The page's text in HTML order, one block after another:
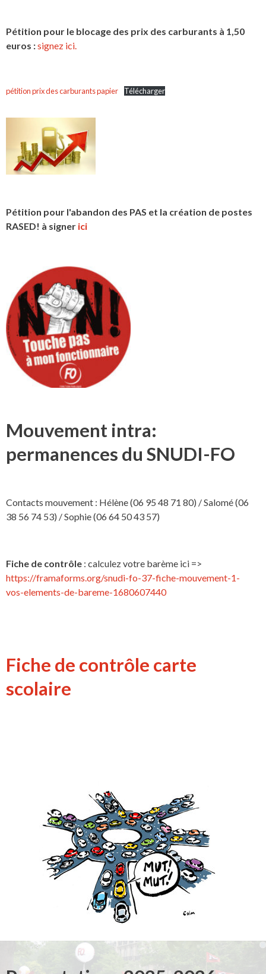
Pétition pour le blocage des prix des carburants à 1,50
euros :signez ici.
pétition prix des carburants papier Télécharger
Pétition pour l'abandon des PAS et la création de postes
RASED! à signer ici
Mouvement intra:
permanences du SNUDI-FO
Contacts mouvement : Hélène (06 95 48 71 80) / Salomé (06
38 56 74 53) / Sophie (06 64 50 43 57)
Fiche de contrôle : calculez votre barème ici =>
https://framaforms.org/snudi-fo-37-fiche-mouvement-1-
vos-elements-de-bareme-1680607440
Fiche de contrôle carte
scolaire